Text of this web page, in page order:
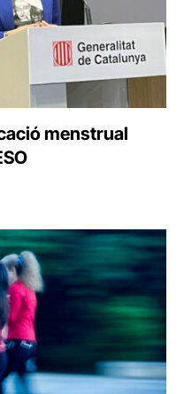
menstrual